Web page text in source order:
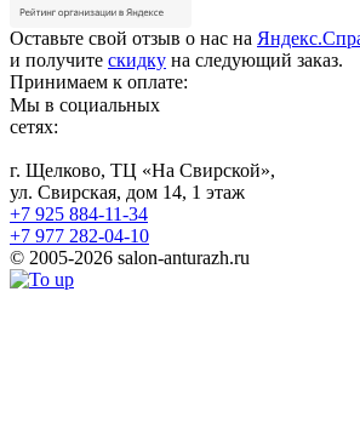
Оставьте свой отзыв о нас на
и получите скидку на следующий заказ.
Принимаем к оплате:
Мы в социальных
сетях:
г. Щелково, ТЦ «На Свирской»,
ул. Свирская, дом 14, 1 этаж
+7 925 884-11-34
+7 977 282-04-10
© 2005-2026 salon-anturazh.ru